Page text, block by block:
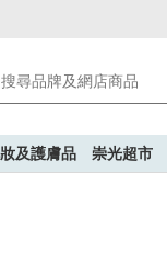
及護膚品 崇光超市